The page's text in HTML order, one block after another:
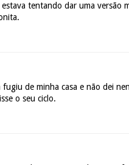
tentando dar uma versão
de minha casa e não dei
o seu ciclo.